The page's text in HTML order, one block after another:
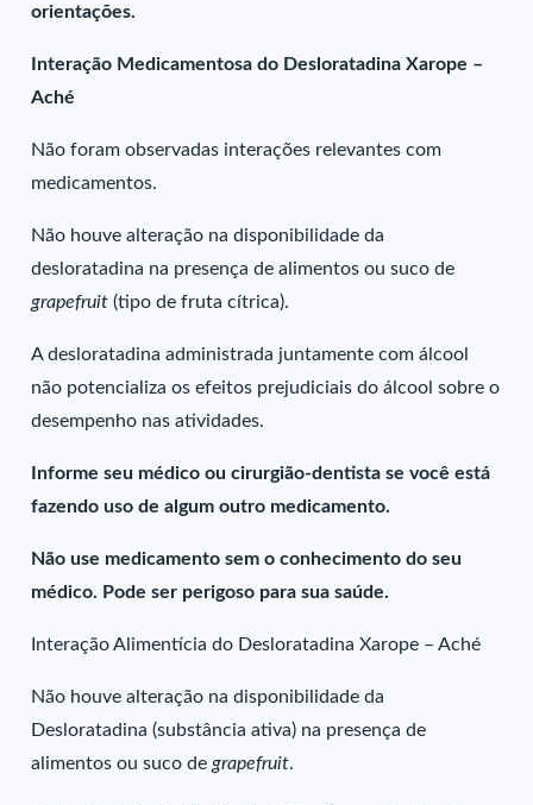
orientações.
Interação Medicamentosa do Desloratadina Xarope –
Aché
Não foram observadas interações relevantes com
medicamentos.
Não houve alteração na disponibilidade da
desloratadina na presença de alimentos ou suco de
grapefruit (tipo de fruta cítrica).
A desloratadina administrada juntamente com álcool
não potencializa os efeitos prejudiciais do álcool sobre o
desempenho nas atividades.
Informe seu médico ou cirurgião-dentista se você está
fazendo uso de algum outro medicamento.
Não use medicamento sem o conhecimento do seu
médico. Pode ser perigoso para sua saúde.
Interação Alimentícia do Desloratadina Xarope – Aché
Não houve alteração na disponibilidade da
Desloratadina (substância ativa) na presença de
alimentos ou suco de grapefruit.